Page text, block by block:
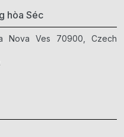
hòa Séc
Nova Ves 70900, Czech